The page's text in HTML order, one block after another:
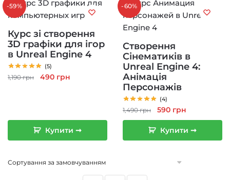
-59%
Курс зі створення
3D графіки для ігор
в Unreal Engine 4
(5)
1,190грн
Оригінальна
490 грн
Купити ➞
-60%
Створення
Сінематиків в
Unreal Engine 4:
Анімація
Персонажів
(4)
1,490грн
Оригінальна
ціна:
1,490 грн.
590 грн
ціна:
590 грн.
Купити ➞